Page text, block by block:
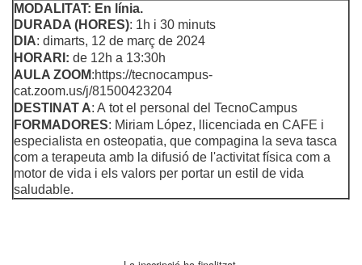
MODALITAT: En línia.
DURADA (HORES): 1h i 30 minuts
DIA: dimarts, 12 de març de 2024
HORARI: de 12h a 13:30h
AULA ZOOM:https://tecnocampus-
cat.zoom.us/j/81500423204
DESTINAT A: A tot el personal del TecnoCampus
FORMADORES: Miriam López, llicenciada en CAFE i
especialista en osteopatia, que compagina la seva tasca
com a terapeuta amb la difusió de l'activitat física com a
motor de vida i els valors per portar un estil de vida
saludable.